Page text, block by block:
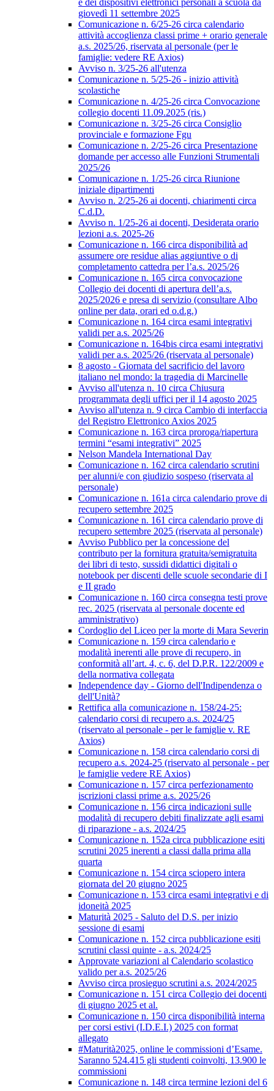
e dei dispositivi elettronici personali a scuola da
giovedì 11 settembre 2025
Comunicazione n. 6/25-26 circa calendario
attività accoglienza classi prime + orario generale
a.s. 2025/26, riservata al personale (per le
famiglie: vedere RE Axios)
Avviso n. 3/25-26 all'utenza
Comunicazione n. 5/25-26 - inizio attività
scolastiche
Comunicazione n. 4/25-26 circa Convocazione
collegio docenti 11.09.2025 (ris.)
Comunicazione n. 3/25-26 circa Consiglio
provinciale e formazione Fgu
Comunicazione n. 2/25-26 circa Presentazione
domande per accesso alle Funzioni Strumentali
2025/26
Comunicazione n. 1/25-26 circa Riunione
iniziale dipartimenti
Avviso n. 2/25-26 ai docenti, chiarimenti circa
C.d.D.
Avviso n. 1/25-26 ai docenti, Desiderata orario
lezioni a.s. 2025-26
Comunicazione n. 166 circa disponibilità ad
assumere ore residue alias aggiuntive o di
completamento cattedra per l’a.s. 2025/26
Comunicazione n. 165 circa convocazione
Collegio dei docenti di apertura dell’a.s.
2025/2026 e presa di servizio (consultare Albo
online per data, orari ed o.d.g.)
Comunicazione n. 164 circa esami integrativi
validi per a.s. 2025/26
Comunicazione n. 164bis circa esami integrativi
validi per a.s. 2025/26 (riservata al personale)
8 agosto - Giornata del sacrificio del lavoro
italiano nel mondo: la tragedia di Marcinelle
Avviso all'utenza n. 10 circa Chiusura
programmata degli uffici per il 14 agosto 2025
Avviso all'utenza n. 9 circa Cambio di interfaccia
del Registro Elettronico Axios 2025
Comunicazione n. 163 circa proroga/riapertura
termini “esami integrativi” 2025
Nelson Mandela International Day
Comunicazione n. 162 circa calendario scrutini
per alunni/e con giudizio sospeso (riservata al
personale)
Comunicazione n. 161a circa calendario prove di
recupero settembre 2025
Comunicazione n. 161 circa calendario prove di
recupero settembre 2025 (riservata al personale)
Avviso Pubblico per la concessione del
contributo per la fornitura gratuita/semigratuita
dei libri di testo, sussidi didattici digitali o
notebook per discenti delle scuole secondarie di I
e II grado
Comunicazione n. 160 circa consegna testi prove
rec. 2025 (riservata al personale docente ed
amministrativo)
Cordoglio del Liceo per la morte di Mara Severin
Comunicazione n. 159 circa calendario e
modalità inerenti alle prove di recupero, in
conformità all’art. 4, c. 6, del D.P.R. 122/2009 e
della normativa collegata
Independence day - Giorno dell'Indipendenza o
dell'Unità?
Rettifica alla comunicazione n. 158/24-25:
calendario corsi di recupero a.s. 2024/25
(riservato al personale - per le famiglie v. RE
Axios)
Comunicazione n. 158 circa calendario corsi di
recupero a.s. 2024-25 (riservato al personale - per
le famiglie vedere RE Axios)
Comunicazione n. 157 circa perfezionamento
iscrizioni classi prime a.s. 2025/26
Comunicazione n. 156 circa indicazioni sulle
modalità di recupero debiti finalizzate agli esami
di riparazione - a.s. 2024/25
Comunicazione n. 152a circa pubblicazione esiti
scrutini 2025 inerenti a classi dalla prima alla
quarta
Comunicazione n. 154 circa sciopero intera
giornata del 20 giugno 2025
Comunicazione n. 153 circa esami integrativi e di
idoneità 2025
Maturità 2025 - Saluto del D.S. per inizio
sessione di esami
Comunicazione n. 152 circa pubblicazione esiti
scrutini classi quinte - a.s. 2024/25
Approvate variazioni al Calendario scolastico
valido per a.s. 2025/26
Avviso circa prosieguo scrutini a.s. 2024/2025
Comunicazione n. 151 circa Collegio dei docenti
di giugno 2025 et al.
Comunicazione n. 150 circa disponibilità interna
per corsi estivi (I.D.E.I.) 2025 con format
allegato
#Maturità2025, online le commissioni d’Esame.
Saranno 524.415 gli studenti coinvolti, 13.900 le
commissioni
Comunicazione n. 148 circa termine lezioni del 6